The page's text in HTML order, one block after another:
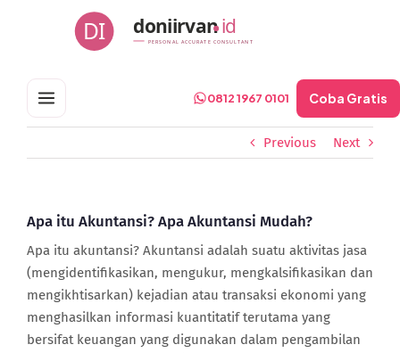
DI doniirvanid
PERSONAL ACCURATE CONSULTANT
0812 1967 0101 Coba Gratis
Previous Next
Apa itu Akuntansi? Apa Akuntansi Mudah?
Apa itu akuntansi? Akuntansi adalah suatu aktivitas jasa
(mengidentifikasikan, mengukur, mengkalsifikasikan dan
mengikhtisarkan) kejadian atau transaksi ekonomi yang
menghasilkan informasi kuantitatif terutama yang
bersifat keuangan yang digunakan dalam pengambilan